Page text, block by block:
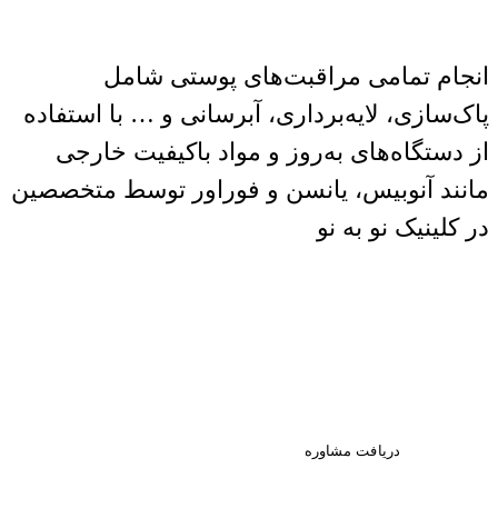
انجام تمامی مراقبت‌های پوستی شامل
پاک‌سازی، لایه‌برداری، آبرسانی و … با استفاده
از دستگاه‌های به‌روز و مواد باکیفیت خارجی
مانند آنوبیس، یانسن و فوراور توسط متخصصین
در کلینیک نو به نو
دریافت مشاوره